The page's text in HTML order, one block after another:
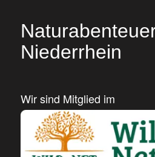
Niederrhein
Wir sind Mitglied im